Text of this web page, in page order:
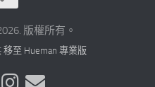
版權所有。
移至 Hueman 專業版